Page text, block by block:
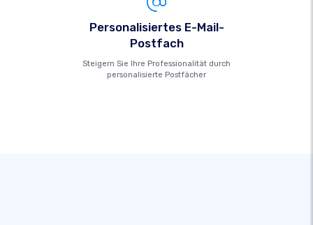
Personalisiertes E-Mail-
Postfach
Steigern Sie Ihre Professionalität durch
personalisierte Postfächer